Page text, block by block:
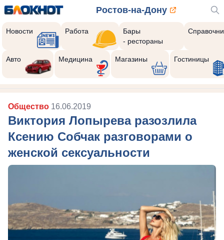
Ростов-на-Дону
Новости Работа
Бары
- рестораны
Авто Медицина Магазины Гостиницы
Общество 16.06.2019
Виктория Лопырева разозлила
Ксению Собчак разговорами о
женской сексуальности